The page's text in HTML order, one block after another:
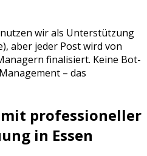
wir als Unterstützung
aber jeder Post wird von
finalisiert. Keine Bot-
– das
professioneller
in Essen